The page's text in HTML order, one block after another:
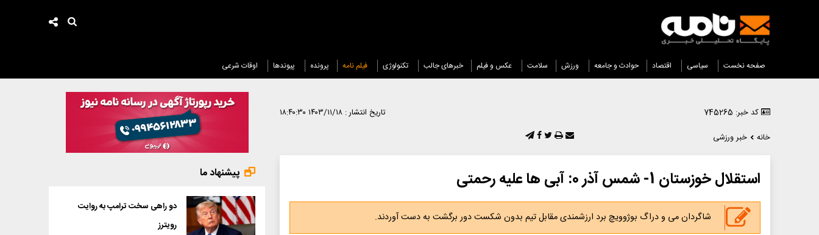
صفحه نخست سیاسی اقتصاد حوادث و جامعه ورزش سلامت عکس و فیلم خبرهای جالب تکنولوژی فیلم نامه پرونده پیوندها اوقات شرعی
کد خبر: 745265 تاریخ انتشار : ۱۴۰۳/۱۱/۱۸ ۱۸:۴۰:۳۰
خانه
خبر ورزشی
استقلال خوزستان 1- شمس آذر 0: آبی ها علیه رحمتی
شاگردان می و دراگ بوژوویچ برد ارزشمندی مقابل تیم بدون شکست دور برگشت به دست آوردند.
پیشنهاد ما
دو راهی سخت ترامپ به روایت
رویترز